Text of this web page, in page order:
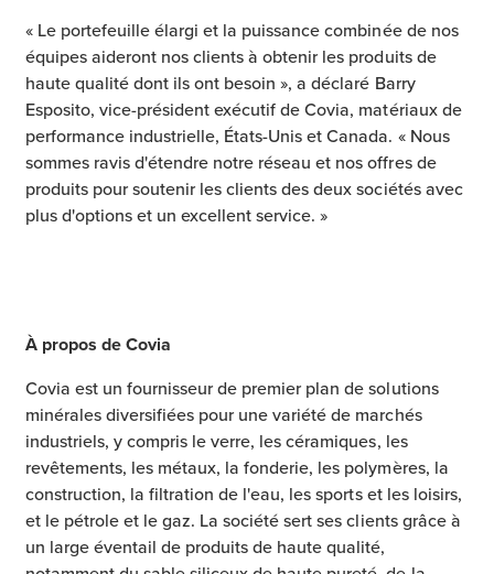
« Le portefeuille élargi et la puissance combinée de nos
équipes aideront nos clients à obtenir les produits de
haute qualité dont ils ont besoin », a déclaré Barry
Esposito, vice-président exécutif de Covia, matériaux de
performance industrielle, États-Unis et Canada. « Nous
sommes ravis d'étendre notre réseau et nos offres de
produits pour soutenir les clients des deux sociétés avec
plus d'options et un excellent service. »
À propos de Covia
Covia est un fournisseur de premier plan de solutions
minérales diversifiées pour une variété de marchés
industriels, y compris le verre, les céramiques, les
revêtements, les métaux, la fonderie, les polymères, la
construction, la filtration de l'eau, les sports et les loisirs,
et le pétrole et le gaz. La société sert ses clients grâce à
un large éventail de produits de haute qualité,